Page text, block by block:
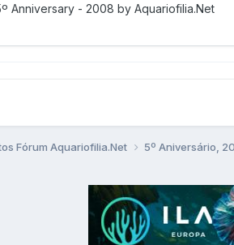
Anniversary - 2008 by Aquariofilia.Net
Fórum Aquariofilia.Net 5º Aniversário,